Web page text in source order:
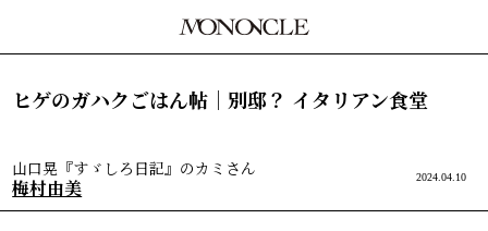
ヒゲのガハクごはん帖｜別邸？ イタリアン食堂
山口晃『すゞしろ日記』のカミさん
梅村由美 2024.04.10